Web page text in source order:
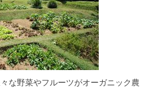
な野菜やフルーツがオーガニック農